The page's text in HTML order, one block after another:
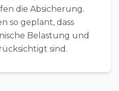
die Absicherung.
so geplant, dass
Belastung und
sind.